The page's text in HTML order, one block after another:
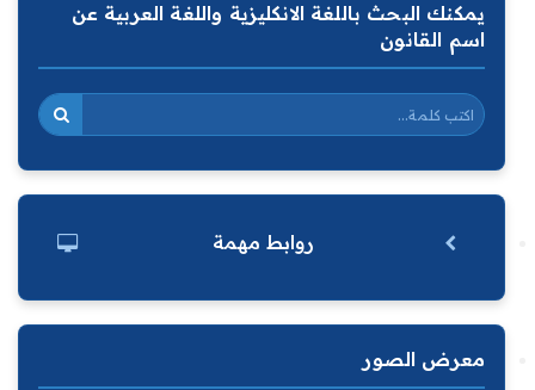
يمكنك البحث باللغة الانكليزية واللغة العربية عن
اسم القانون
روابط مهمة
معرض الصور